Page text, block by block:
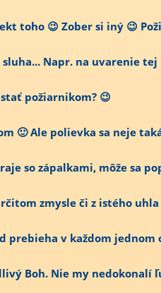
toho 😉 Zober si iný 😉
Napr. na uvarenie tej
požiarnikom? 😉
🙂 Ale polievka sa neje
so zápalkami, môže sa
zmysle či z istého
prebieha v každom jednom
Boh. Nie my nedokonalí